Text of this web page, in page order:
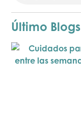
Último Blogs